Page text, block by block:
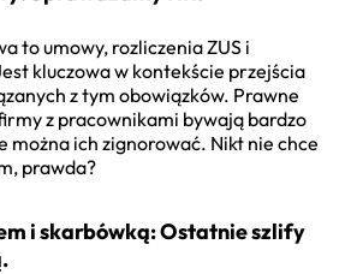
to umowy, rozliczenia ZUS i
kluczowa w kontekście przejścia
z tym obowiązków. Prawne
z pracownikami bywają bardzo
można ich zignorować. Nikt nie chce
prawda?
i skarbówką: Ostatnie szlify